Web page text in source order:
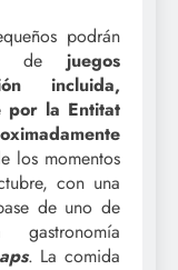
podrán
de juegos
incluida,
por la Entitat
los momentos
con una
de uno de
. La comida